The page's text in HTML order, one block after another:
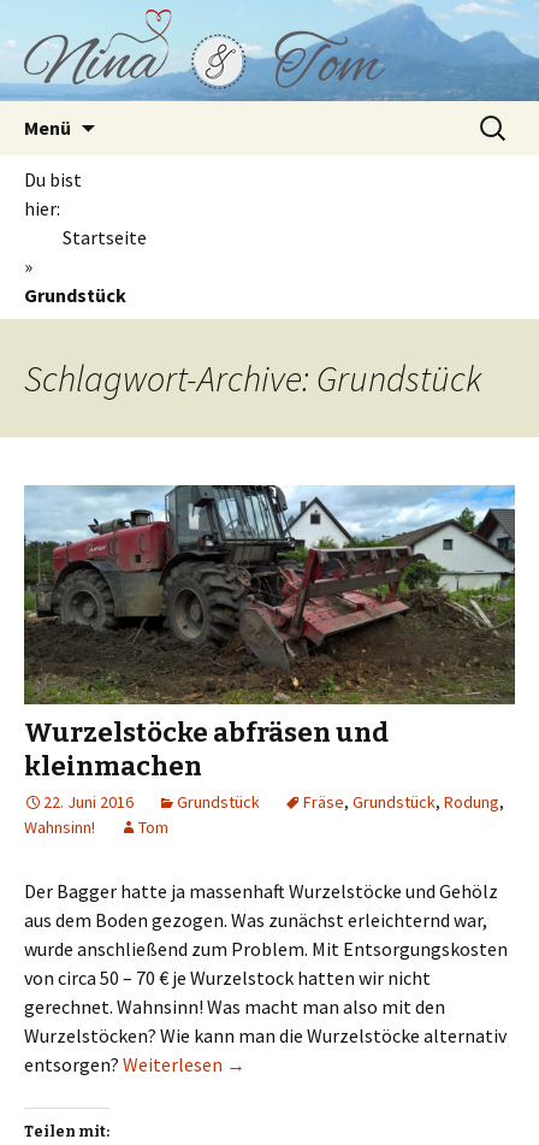
Menü
Suchen
nach:
Du bist
hier:
Startseite
»
Grundstück
Schlagwort-Archive: Grundstück
Wurzelstöcke abfräsen und
kleinmachen
22. Juni 2016 Grundstück Fräse, Grundstück, Rodung,
Wahnsinn!
Tom
Der Bagger hatte ja massenhaft Wurzelstöcke und Gehölz
aus dem Boden gezogen. Was zunächst erleichternd war,
wurde anschließend zum Problem. Mit Entsorgungskosten
von circa 50 – 70 € je Wurzelstock hatten wir nicht
gerechnet. Wahnsinn! Was macht man also mit den
Wurzelstöcken? Wie kann man die Wurzelstöcke alternativ
entsorgen? Weiterlesen Wurzelstöcke abfräsen und
→
Teilen mit: